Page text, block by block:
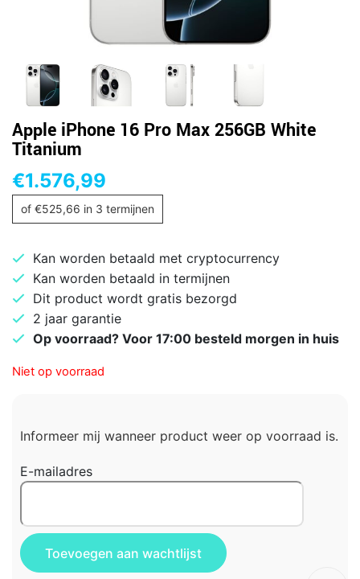
Apple iPhone 16 Pro Max 256GB White
Titanium
€1.576,99
of €525,66 in 3 termijnen
Kan worden betaald met cryptocurrency
Kan worden betaald in termijnen
Dit product wordt gratis bezorgd
2 jaar garantie
Op voorraad? Voor 17:00 besteld morgen in huis
Niet op voorraad
Informeer mij wanneer product weer op voorraad is.
E-mailadres